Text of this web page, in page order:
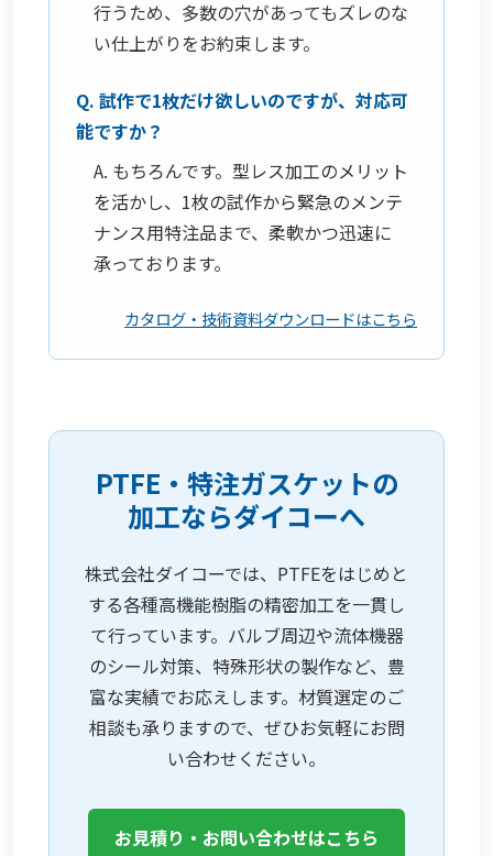
行うため、多数の穴があってもズレのな
い仕上がりをお約束します。
Q. 試作で1枚だけ欲しいのですが、対応可
能ですか？
A. もちろんです。型レス加工のメリット
を活かし、1枚の試作から緊急のメンテ
ナンス用特注品まで、柔軟かつ迅速に
承っております。
カタログ・技術資料ダウンロードはこちら
PTFE・特注ガスケットの
加工ならダイコーへ
株式会社ダイコーでは、PTFEをはじめと
する各種高機能樹脂の精密加工を一貫し
て行っています。バルブ周辺や流体機器
のシール対策、特殊形状の製作など、豊
富な実績でお応えします。材質選定のご
相談も承りますので、ぜひお気軽にお問
い合わせください。
お見積り・お問い合わせはこちら